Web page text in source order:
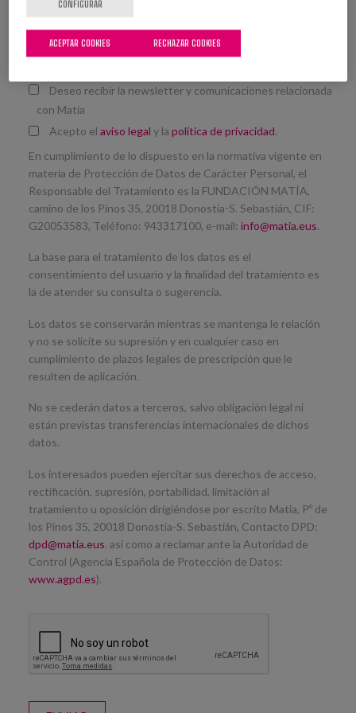
Acudiré de manera
Presencial
Deseo recibir la newsletter y comunicaciones relacionada
con Matia
Acepto el aviso legal y la política de privacidad.
En cumplimiento de lo dispuesto en la normativa vigente en
materia de Protección de Datos de Carácter Personal, el
Responsable del Tratamiento es la FUNDACIÓN MATÍA,
camino de los Pinos 35, 20018 Donostia-S. Sebastián, CIF:
G20053583, Teléfono: 943317100, e-mail: info@matia.eus.
La base para el tratamiento de los datos es el
consentimiento del usuario y la finalidad del tratamiento es
la de atender su consulta o sugerencia.
Los datos se conservarán mientras se mantenga le relación
y no se solicite su supresión y en cualquier caso en
cumplimiento de plazos legales de prescripción que le
resulten de aplicación.
No se cederán datos a terceros, salvo obligación legal ni
están previstas transferencias internacionales de dichos
datos.
Los interesados pueden ejercitar sus derechos de acceso,
rectificación, supresión, portabilidad, limitación al
tratamiento u oposición dirigiéndose por escrito Matia, Pº de
los Pinos 35, 20018 Donostia-S. Sebastián, Contacto DPD:
dpd@matia.eus. así como a reclamar ante la Autoridad de
Control (Agencia Española de Protección de Datos:
www.agpd.es).
CONFIGURAR
RECHAZAR COOKIES
ACEPTAR COOKIES